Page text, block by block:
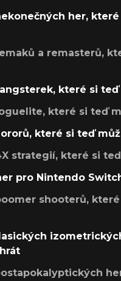
her,
a remasterů,
které si
které si teď
které si teď
strategií, které si
pro Nintendo
shooterů,